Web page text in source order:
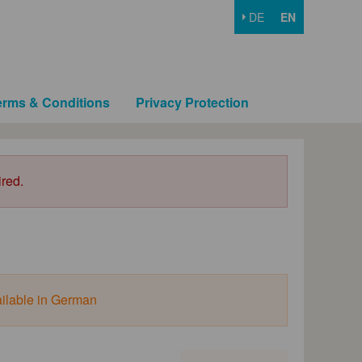
DE EN
& Conditions Privacy Protection
in German